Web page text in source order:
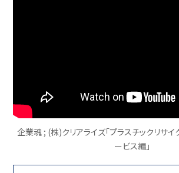
企業魂 ; (株)クリアライズ「プラスチックリサ
ービス編」